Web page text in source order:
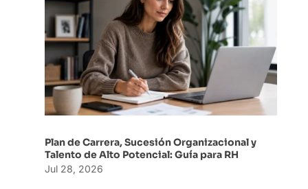
Plan de Carrera, Sucesión Organizacional y
Talento de Alto Potencial: Guía para RH
Jul 28, 2026